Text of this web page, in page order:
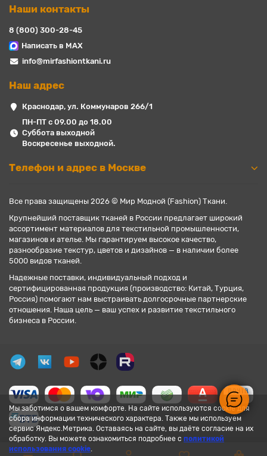
Мы заботимся о вашем комфорте. На сайте используются cookie для
сбора информации технического характера. Также мы используем
сервис Яндекс.Метрика. Оставаясь на сайте, вы даёте согласие на их
обработку. Вы можете ознакомиться подробнее с политикой
использования cookie.
Наши контакты
8 (800) 300-28-45
Написать в MAX
info@mirfashiontkani.ru
Наш адрес
Краснодар, ул. Коммунаров 266/1
ПН-ПТ с 09.00 до 18.00
Суббота выходной
Воскресенье выходной.
Телефон и адрес в Москве
Все права защищены 2026 © Мир Модной (Fashion) Ткани.
Крупнейший поставщик тканей в России предлагает широкий
ассортимент материалов для текстильной промышленности,
магазинов и ателье. Мы гарантируем высокое качество,
разнообразие текстур, цветов и дизайнов — в наличии более
5000 видов тканей.
Надежные поставки, индивидуальный подход и
сертифицированная продукция (производство: Китай, Турция,
Россия) помогают нам выстраивать долгосрочные партнерские
отношения. Наша цель — ваш успех и развитие текстильного
бизнеса в России.